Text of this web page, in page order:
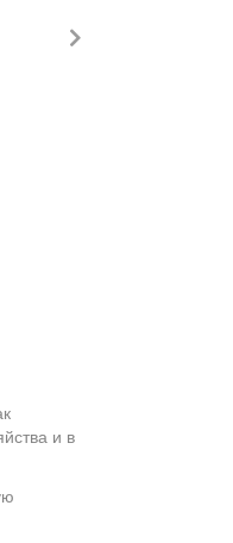
и в